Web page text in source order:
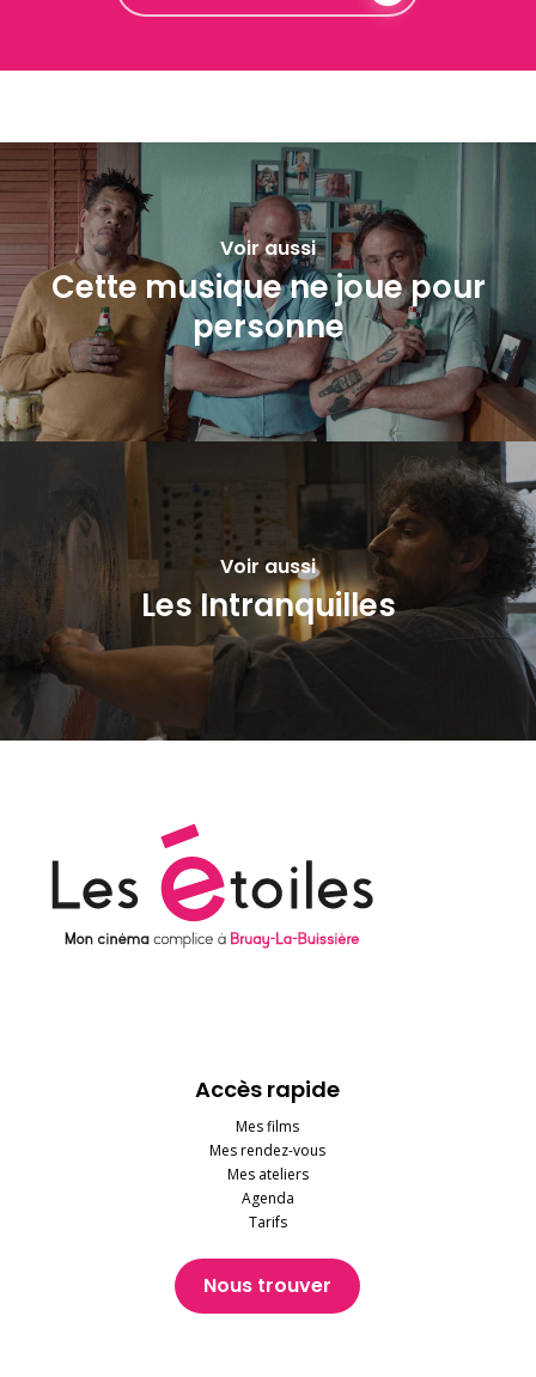
Voir aussi
Cette musique ne joue pour
personne
Voir aussi
Les Intranquilles
Accès rapide
Mes films
Mes rendez-vous
Mes ateliers
Agenda
Tarifs
Nous trouver